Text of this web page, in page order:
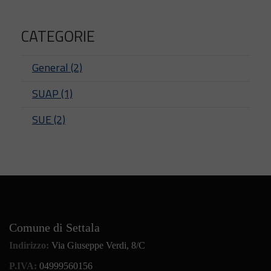
CATEGORIE
General (2)
SUAP (1)
SUE (2)
Comune di Settala
Indirizzo: Via Giuseppe Verdi, 8/C
P.IVA: 04999560156